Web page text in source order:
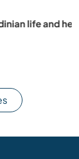
house in